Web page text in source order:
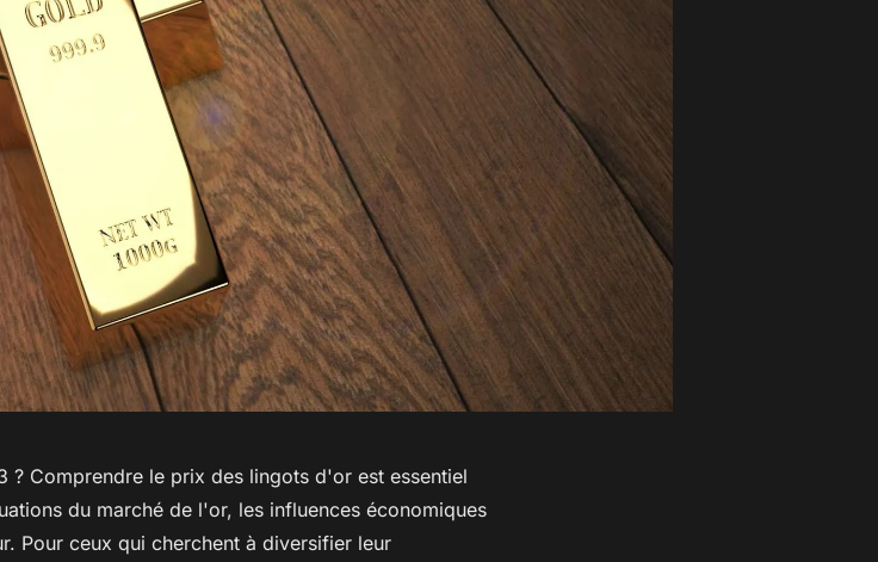
Comprendre le prix des lingots d'or est essentiel
du marché de l'or, les influences économiques
Pour ceux qui cherchent à diversifier leur